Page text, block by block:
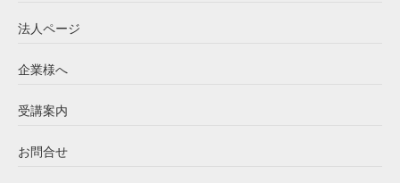
法人ページ
企業様へ
受講案内
お問合せ